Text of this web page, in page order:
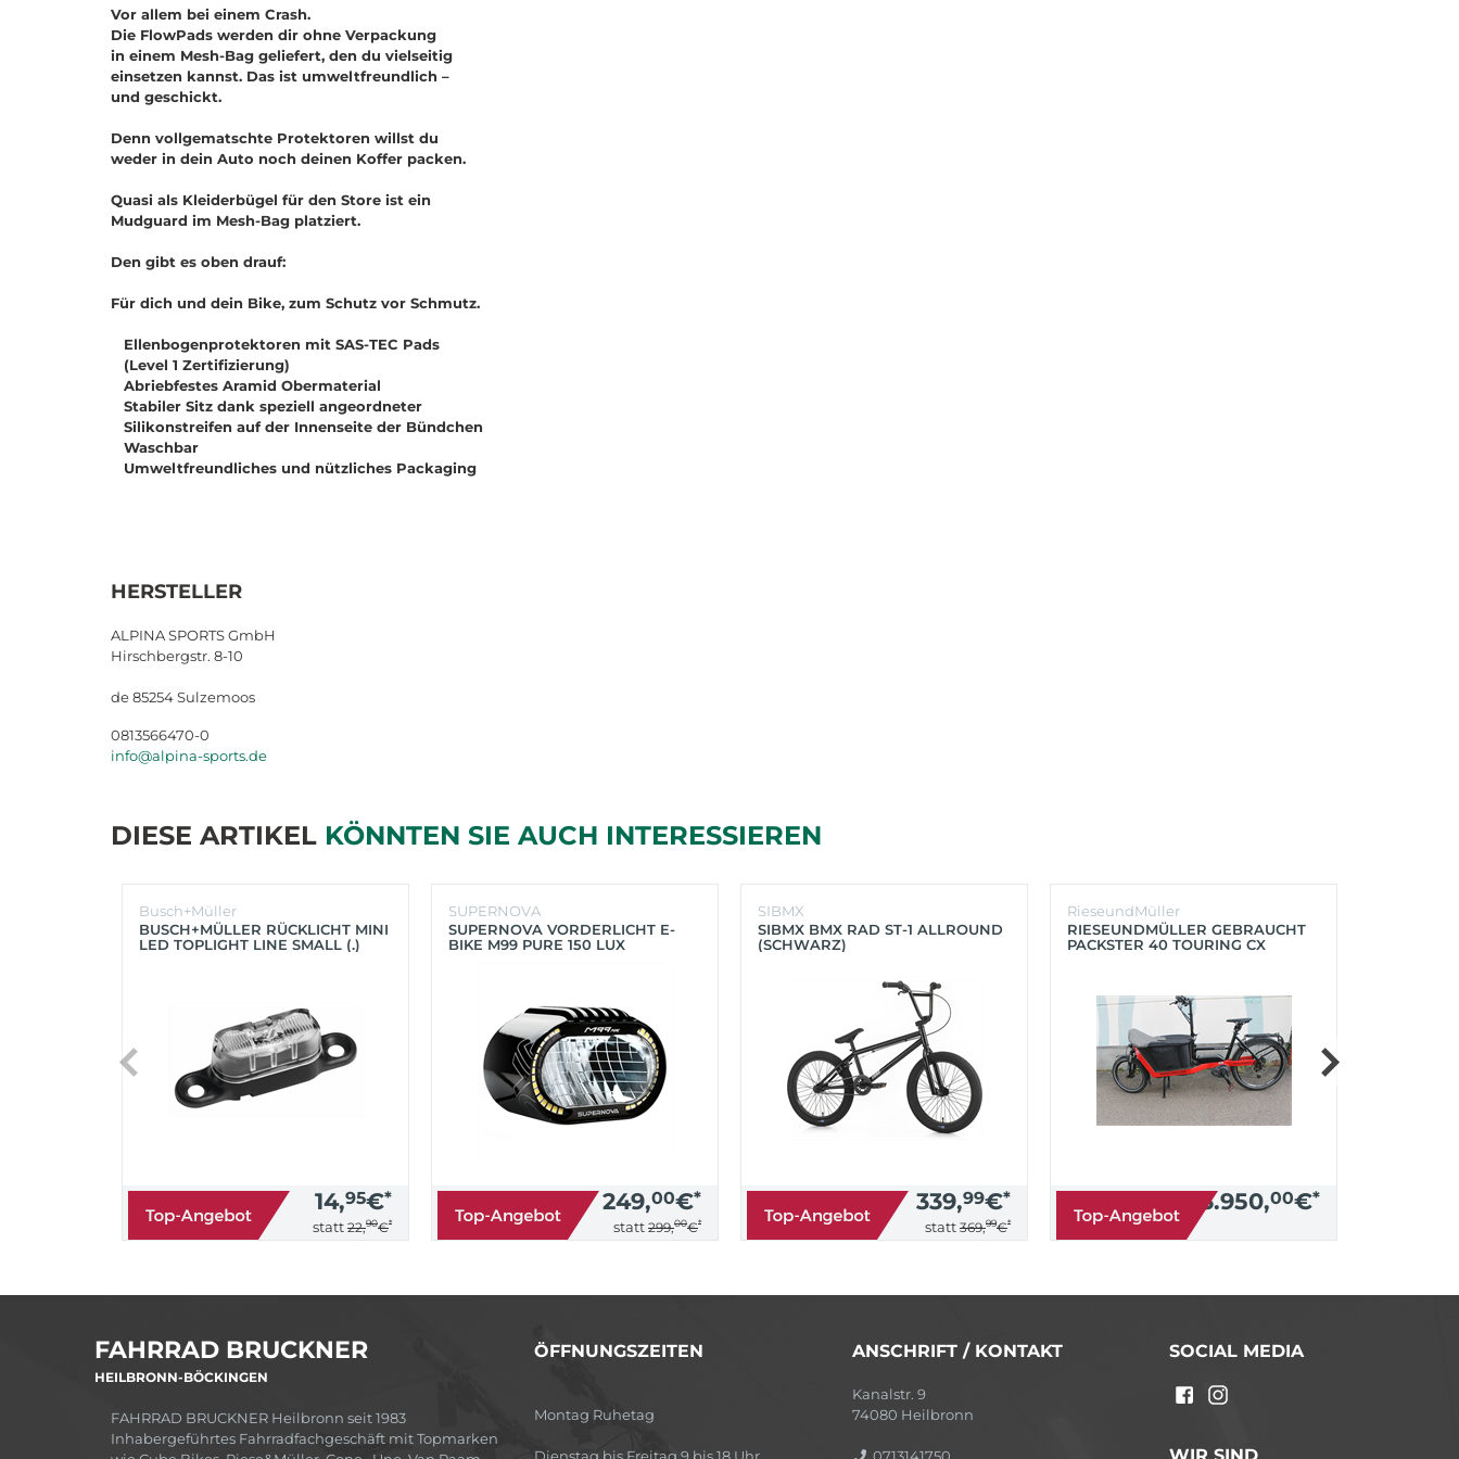
Vor allem bei einem Crash.
Die FlowPads werden dir ohne Verpackung
in einem Mesh-Bag geliefert, den du vielseitig
einsetzen kannst. Das ist umweltfreundlich –
und geschickt.
Denn vollgematschte Protektoren willst du
weder in dein Auto noch deinen Koffer packen.
Quasi als Kleiderbügel für den Store ist ein
Mudguard im Mesh-Bag platziert.
Den gibt es oben drauf:
Für dich und dein Bike, zum Schutz vor Schmutz.
Ellenbogenprotektoren mit SAS-TEC Pads
(Level 1 Zertifizierung)
Abriebfestes Aramid Obermaterial
Stabiler Sitz dank speziell angeordneter
Silikonstreifen auf der Innenseite der Bündchen
Waschbar
Umweltfreundliches und nützliches Packaging
HERSTELLER
ALPINA SPORTS GmbH
Hirschbergstr. 8-10
de 85254 Sulzemoos
0813566470-0
info@alpina-sports.de
DIESE ARTIKEL KÖNNTEN SIE AUCH INTERESSIEREN
Busch+Müller
BUSCH+MÜLLER RÜCKLICHT MINI
LED TOPLIGHT LINE SMALL (.)
14,95€*
statt 22,90€*
SUPERNOVA
SUPERNOVA VORDERLICHT E-
BIKE M99 PURE 150 LUX
249,00€*
statt 299,00€*
SIBMX
SIBMX BMX RAD ST-1 ALLROUND
(SCHWARZ)
339,99€*
statt 369,99€*
RieseundMüller
RIESEUNDMÜLLER GEBRAUCHT
PACKSTER 40 TOURING CX
3.950,00€*
FAHRRAD BRUCKNER
HEILBRONN-BÖCKINGEN
FAHRRAD BRUCKNER Heilbronn seit 1983
Inhabergeführtes Fahrradfachgeschäft mit Topmarken
ÖFFNUNGSZEITEN
Montag Ruhetag
ANSCHRIFT / KONTAKT
Kanalstr. 9
74080 Heilbronn
SOCIAL MEDIA